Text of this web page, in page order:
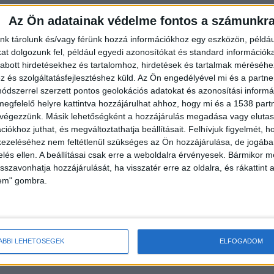
Az Ön adatainak védelme fontos a
tárolunk és/vagy férünk hozzá információkhoz egy eszközön,
dolgozunk fel, például egyedi azonosítókat és standard
hirdetésekhez és tartalomhoz, hirdetések és tartalmak
és szolgáltatásfejlesztéshez küld. Az Ön engedélyével mi és a
szerzett pontos geolokációs adatokat és azonosítási
helyre kattintva hozzájárulhat ahhoz, hogy mi és a 1538
Másik lehetőségként a hozzájárulás megadása vagy
juthat, és megváltoztathatja beállításait. Felhívjuk figyelmét,
nem feltétlenül szükséges az Ön hozzájárulása, de
ellen. A beállításai csak erre a weboldalra érvényesek. Bármikor
hozzájárulását, ha visszatér erre az oldalra, és rákattint
gombra.
LEHETŐSÉGEK ELFOGADOM
szakaszán és az 1-es főúton 20-70 perccel,
20-40 perccel,
40 perccel késések.
menetidővel kell számolni a télies
előfordulhatnak, a mai utolsó járatok